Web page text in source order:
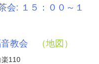
会: １５：００～１
教会
（地図）
110